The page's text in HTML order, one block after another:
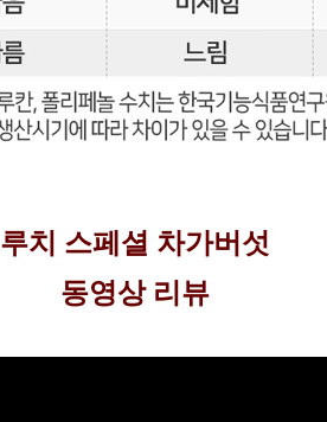
루치 스페셜 차가버섯
동영상 리뷰